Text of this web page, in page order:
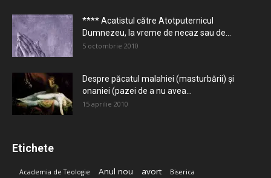
**** Acatistul către Atotputernicul
Dumnezeu, la vreme de necaz sau de...
5 octombrie 2010
Despre păcatul malahiei (masturbării) şi
onaniei (pazei de a nu avea...
15 aprilie 2010
Etichete
Academia de Teologie Anul nou avort Biserica